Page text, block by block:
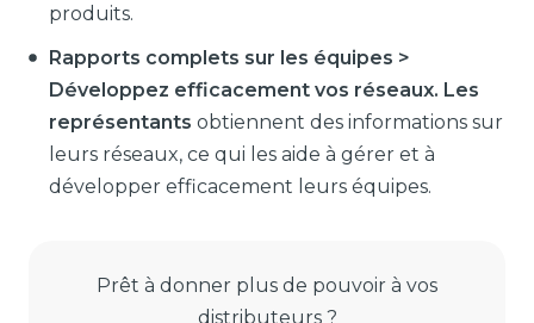
produits.
Rapports complets sur les équipes >
Développez efficacement vos réseaux. Les
représentants obtiennent des informations sur
leurs réseaux, ce qui les aide à gérer et à
développer efficacement leurs équipes.
Prêt à donner plus de pouvoir à vos
distributeurs ?